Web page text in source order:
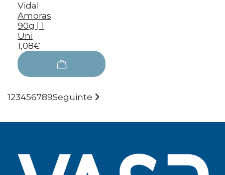
Vidal
Amoras
90g | 1
Uni
1,08€
123456789Seguinte